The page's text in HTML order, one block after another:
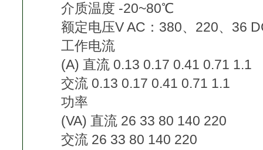
介质温度 -20~80℃
额定电压V AC：380、220、36
工作电流
(A) 直流 0.13 0.17 0.41 0.71 1.1
交流 0.13 0.17 0.41 0.71 1.1
功率
(VA) 直流 26 33 80 140 220
交流 26 33 80 140 220